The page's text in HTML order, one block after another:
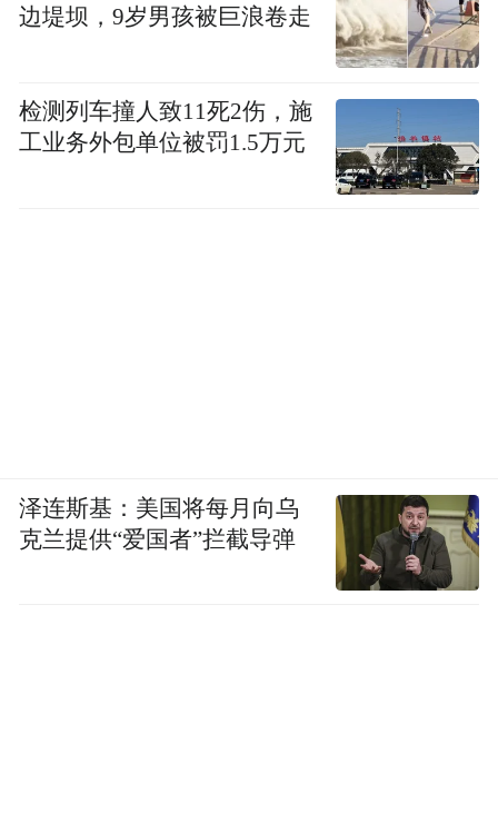
边堤坝，9岁男孩被巨浪卷走
检测列车撞人致11死2伤，施
工业务外包单位被罚1.5万元
泽连斯基：美国将每月向乌
克兰提供“爱国者”拦截导弹